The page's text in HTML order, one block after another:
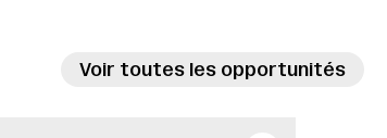
Voir toutes les opportunités